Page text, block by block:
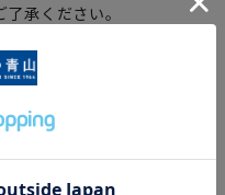
承ください。
また撮影時の室内外の光
色味が異なる場合がござ